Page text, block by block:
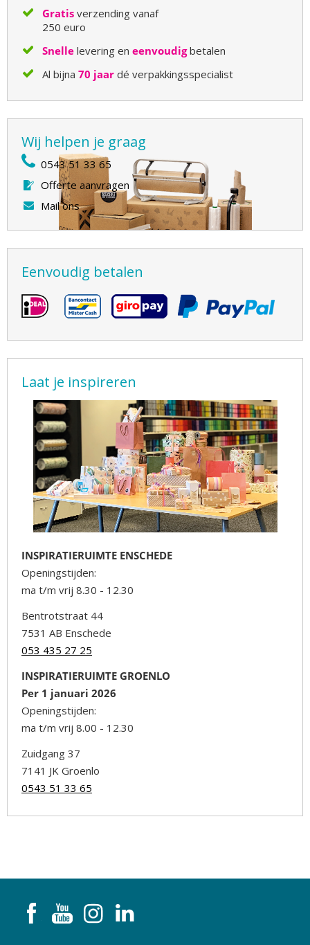
Gratis verzending vanaf
250 euro
Snelle levering en eenvoudigbetalen
Al bijna 70 jaar dé verpakkingsspecialist
Wij helpen je graag
0543 51 33 65
Offerte aanvragen
Mail ons
Eenvoudig betalen
Laat je inspireren
INSPIRATIERUIMTE ENSCHEDE
Openingstijden:
ma t/m vrij 8.30 - 12.30
Bentrotstraat 44
7531 AB Enschede
053 435 27 25
INSPIRATIERUIMTE GROENLO
Per 1 januari 2026
Openingstijden:
ma t/m vrij 8.00 - 12.30
Zuidgang 37
7141 JK Groenlo
0543 51 33 65